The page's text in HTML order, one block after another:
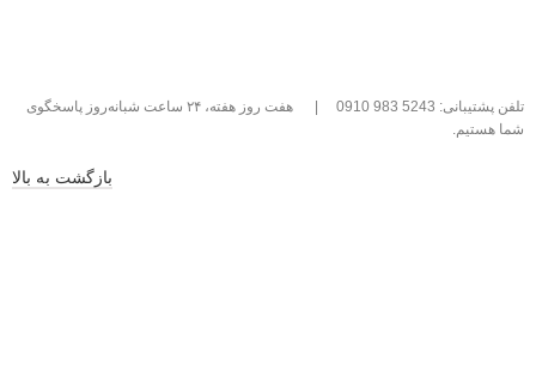
تلفن پشتیبانی: 5243 983 0910
هفت روز هفته، ۲۴ ساعت شبانه‌روز پاسخگوی
شما هستیم.
بازگشت به بالا